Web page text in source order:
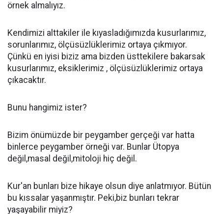
örnek almalıyız.
Kendimizi alttakiler ile kıyasladığımızda kusurlarımız,
sorunlarımız, ölçüsüzlüklerimiz ortaya çıkmıyor.
Çünkü en iyisi biziz ama bizden üsttekilere bakarsak
kusurlarımız, eksiklerimiz , ölçüsüzlüklerimiz ortaya
çıkacaktır.
Bunu hangimiz ister?
Bizim önümüzde bir peygamber gerçeği var hatta
binlerce peygamber örneği var. Bunlar Ütopya
değil,masal değil,mitoloji hiç değil.
Kur'an bunları bize hikaye olsun diye anlatmıyor. Bütün
bu kıssalar yaşanmıştır. Peki,biz bunları tekrar
yaşayabilir miyiz?